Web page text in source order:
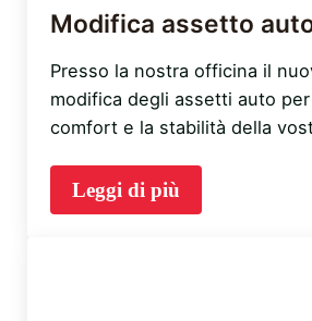
Modifica assetto
Presso la nostra officina il
modifica degli assetti auto
comfort e la stabilità della
Leggi di piùModifica assetto auto